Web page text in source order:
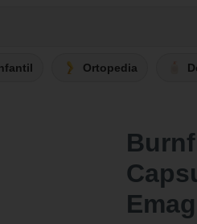
Ortopedia